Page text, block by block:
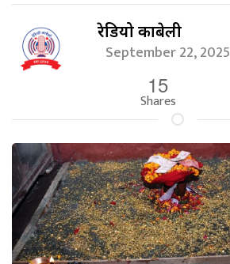
रेडियो काबेली
September 22, 2025
15
Shares